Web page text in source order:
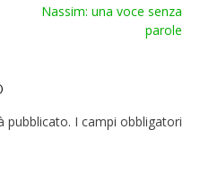
Nassim: una voce senza
parole
pubblicato. I campi obbligatori